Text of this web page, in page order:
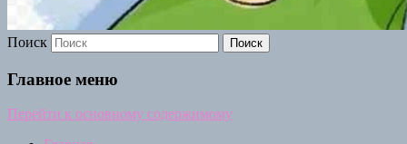
Поиск
Главное меню
Перейти к основному содержимому